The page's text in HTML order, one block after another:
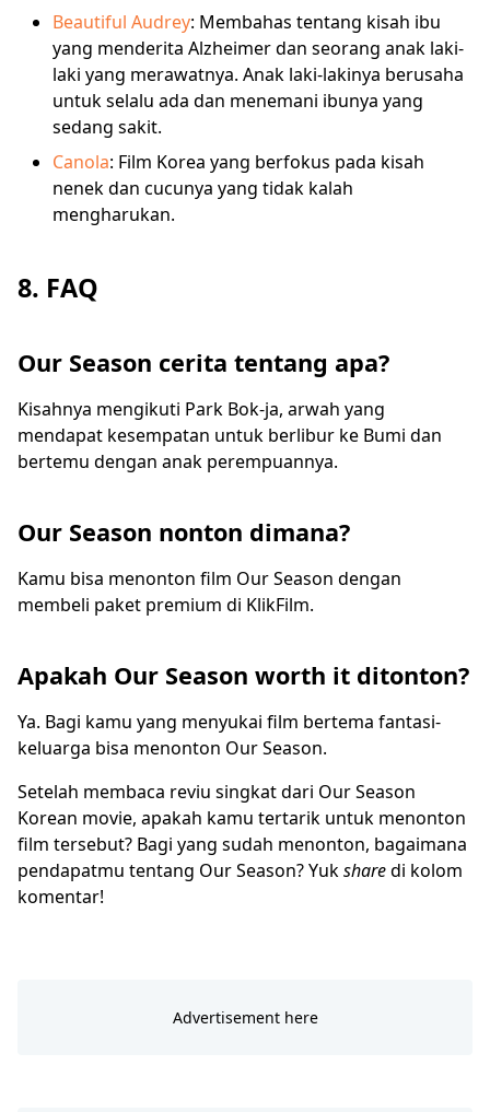
Beautiful Audrey: Membahas tentang kisah ibu
yang menderita Alzheimer dan seorang anak laki-
laki yang merawatnya. Anak laki-lakinya berusaha
untuk selalu ada dan menemani ibunya yang
sedang sakit.
Canola: Film Korea yang berfokus pada kisah
nenek dan cucunya yang tidak kalah
mengharukan.
8. FAQ
Our Season cerita tentang apa?
Kisahnya mengikuti Park Bok-ja, arwah yang
mendapat kesempatan untuk berlibur ke Bumi dan
bertemu dengan anak perempuannya.
Our Season nonton dimana?
Kamu bisa menonton film Our Season dengan
membeli paket premium di KlikFilm.
Apakah Our Season worth it ditonton?
Ya. Bagi kamu yang menyukai film bertema fantasi-
keluarga bisa menonton Our Season.
Setelah membaca reviu singkat dari Our Season
Korean movie, apakah kamu tertarik untuk menonton
film tersebut? Bagi yang sudah menonton, bagaimana
pendapatmu tentang Our Season? Yuksharedi kolom
komentar!